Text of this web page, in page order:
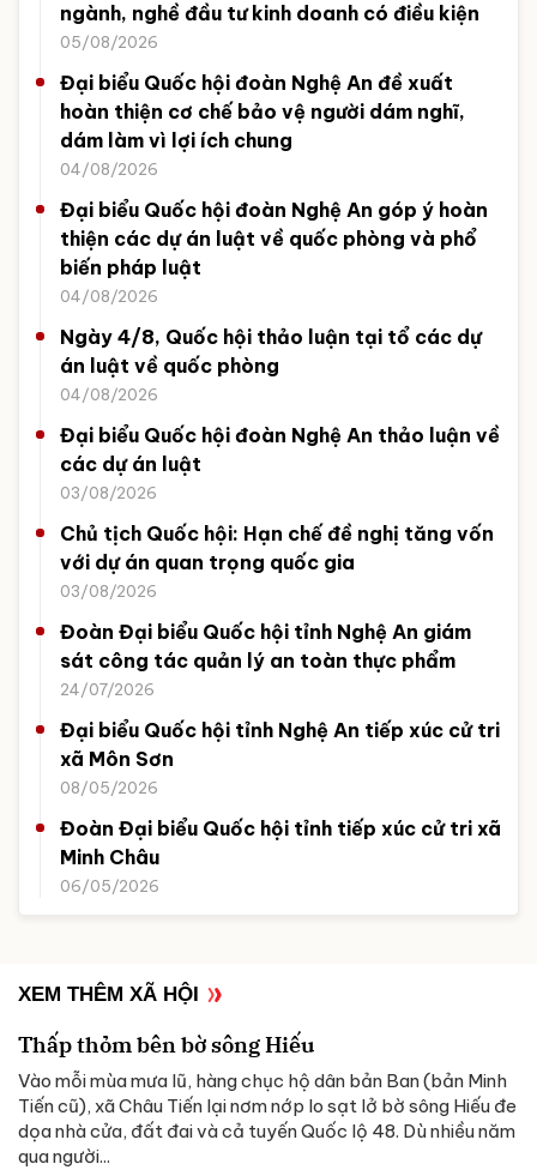
ngành, nghề đầu tư kinh doanh có điều kiện
05/08/2026
Đại biểu Quốc hội đoàn Nghệ An đề xuất
hoàn thiện cơ chế bảo vệ người dám nghĩ,
dám làm vì lợi ích chung
04/08/2026
Đại biểu Quốc hội đoàn Nghệ An góp ý hoàn
thiện các dự án luật về quốc phòng và phổ
biến pháp luật
04/08/2026
Ngày 4/8, Quốc hội thảo luận tại tổ các dự
án luật về quốc phòng
04/08/2026
Đại biểu Quốc hội đoàn Nghệ An thảo luận về
các dự án luật
03/08/2026
Chủ tịch Quốc hội: Hạn chế đề nghị tăng vốn
với dự án quan trọng quốc gia
03/08/2026
Đoàn Đại biểu Quốc hội tỉnh Nghệ An giám
sát công tác quản lý an toàn thực phẩm
24/07/2026
Đại biểu Quốc hội tỉnh Nghệ An tiếp xúc cử tri
xã Môn Sơn
08/05/2026
Đoàn Đại biểu Quốc hội tỉnh tiếp xúc cử tri xã
Minh Châu
06/05/2026
XEM THÊM XÃ HỘI
Thấp thỏm bên bờ sông Hiếu
Vào mỗi mùa mưa lũ, hàng chục hộ dân bản Ban (bản Minh
Tiến cũ), xã Châu Tiến lại nơm nớp lo sạt lở bờ sông Hiếu đe
dọa nhà cửa, đất đai và cả tuyến Quốc lộ 48. Dù nhiều năm
qua người...